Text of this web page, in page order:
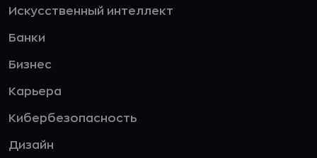
Искусственный интеллект
Банки
Бизнес
Карьера
Кибербезопасность
Дизайн